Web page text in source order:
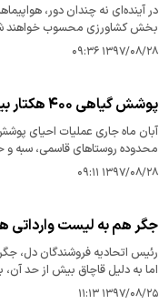
در آینده‌ای نه چندان دور،
بخش کشاورزی محسوب خواهند
۱۳۹۷/۰۸/۲۸ ۰۹:۳۶
پوشش گیاهی ۴۰۰ هکتار بیابان در سبزوار احیا شد
محدوده روستاهای قاسمی، سبه
هزینه دو میلیارد و ۳۳۰ میلیون ریال اجرا شد.
۱۳۹۷/۰۸/۲۸ ۰۹:۱۱
جگر هم به لیست وارداتی
رئیس اتحادیه فروشندگان دل،
اما به دلیل قاچاق بیش از حد آن،
درخواست واردات جگر به وزارت
۱۳۹۷/۰۸/۲۵ ۱۱:۱۳